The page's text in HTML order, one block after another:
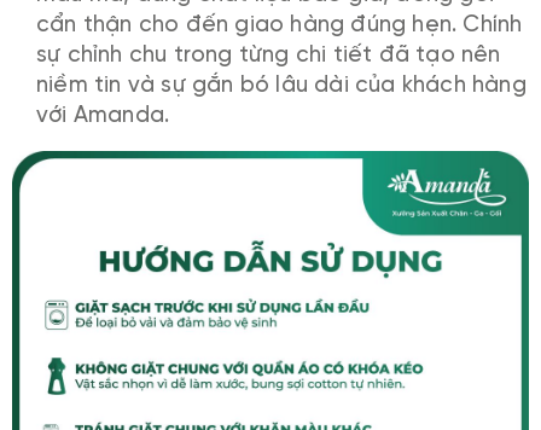
cẩn thận cho đến giao hàng đúng hẹn. Chính
sự chỉnh chu trong từng chi tiết đã tạo nên
niềm tin và sự gắn bó lâu dài của khách hàng
với Amanda.